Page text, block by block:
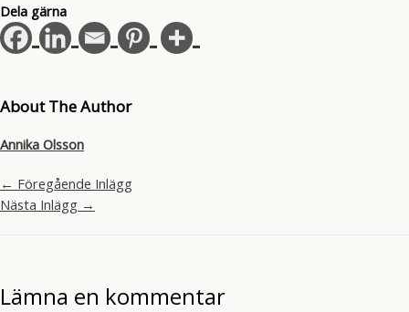
Dela gärna
About The Author
Annika Olsson
← Föregående Inlägg
Nästa Inlägg →
Lämna en kommentar